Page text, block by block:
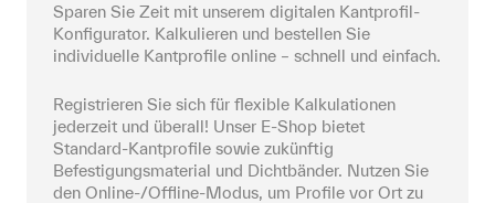
Sparen Sie Zeit mit unserem digitalen Kantprofil-
Konfigurator. Kalkulieren und bestellen Sie
individuelle Kantprofile online – schnell und einfach.
Registrieren Sie sich für flexible Kalkulationen
jederzeit und überall! Unser E-Shop bietet
Standard-Kantprofile sowie zukünftig
Befestigungsmaterial und Dichtbänder. Nutzen Sie
den Online-/Offline-Modus, um Profile vor Ort zu